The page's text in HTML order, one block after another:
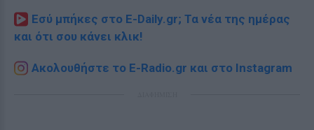
Εσύ μπήκες στο E-Daily.gr; Τα νέα της ημέρας
και ότι σου κάνει κλικ!
Ακολουθήστε το E-Radio.gr και στο Instagram